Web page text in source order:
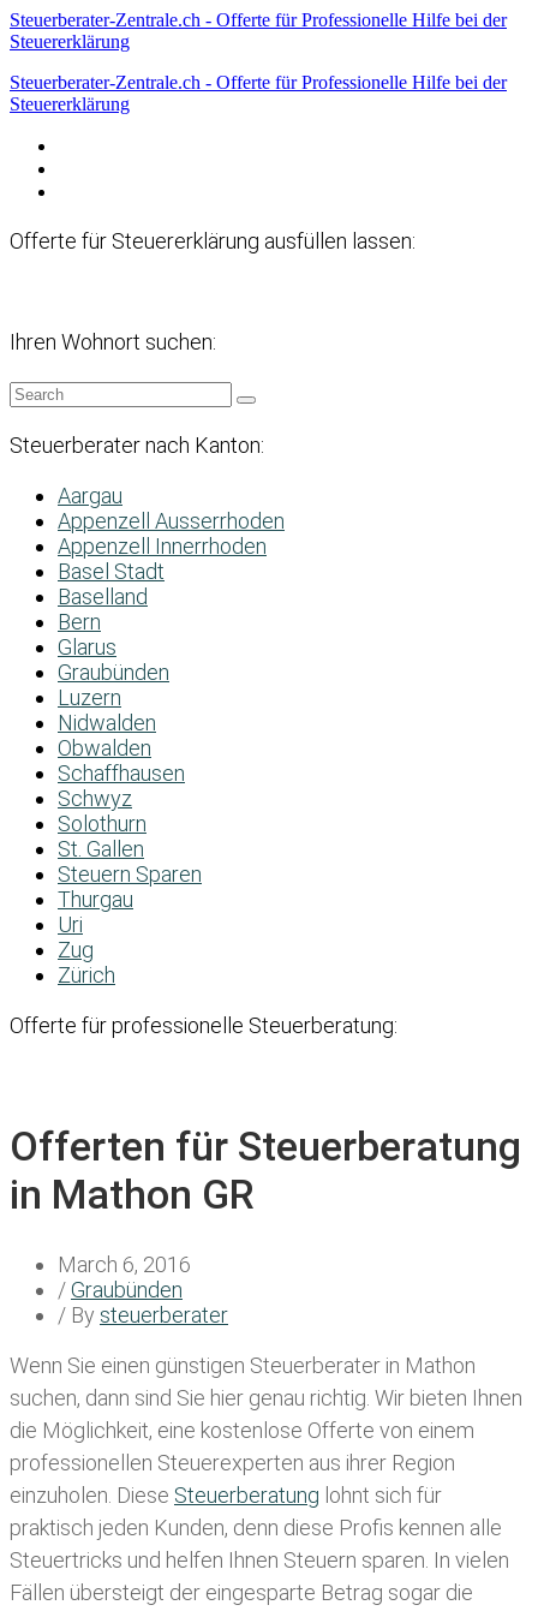
Steuerberater-Zentrale.ch - Offerte für Professionelle Hilfe bei der
Steuererklärung
Steuerberater-Zentrale.ch - Offerte für Professionelle Hilfe bei der
Steuererklärung
Offerte für Steuererklärung ausfüllen lassen:
Ihren Wohnort suchen:
Steuerberater nach Kanton:
Aargau
Appenzell Ausserrhoden
Appenzell Innerrhoden
Basel Stadt
Baselland
Bern
Glarus
Graubünden
Luzern
Nidwalden
Obwalden
Schaffhausen
Schwyz
Solothurn
St. Gallen
Steuern Sparen
Thurgau
Uri
Zug
Zürich
Offerte für professionelle Steuerberatung:
Offerten für Steuerberatung
in Mathon GR
March 6, 2016
/Graubünden
/ By steuerberater
Wenn Sie einen günstigen Steuerberater in Mathon
suchen, dann sind Sie hier genau richtig. Wir bieten Ihnen
die Möglichkeit, eine kostenlose Offerte von einem
professionellen Steuerexperten aus ihrer Region
einzuholen. Diese Steuerberatung lohnt sich für
praktisch jeden Kunden, denn diese Profis kennen alle
Steuertricks und helfen Ihnen Steuern sparen. In vielen
Fällen übersteigt der eingesparte Betrag sogar die